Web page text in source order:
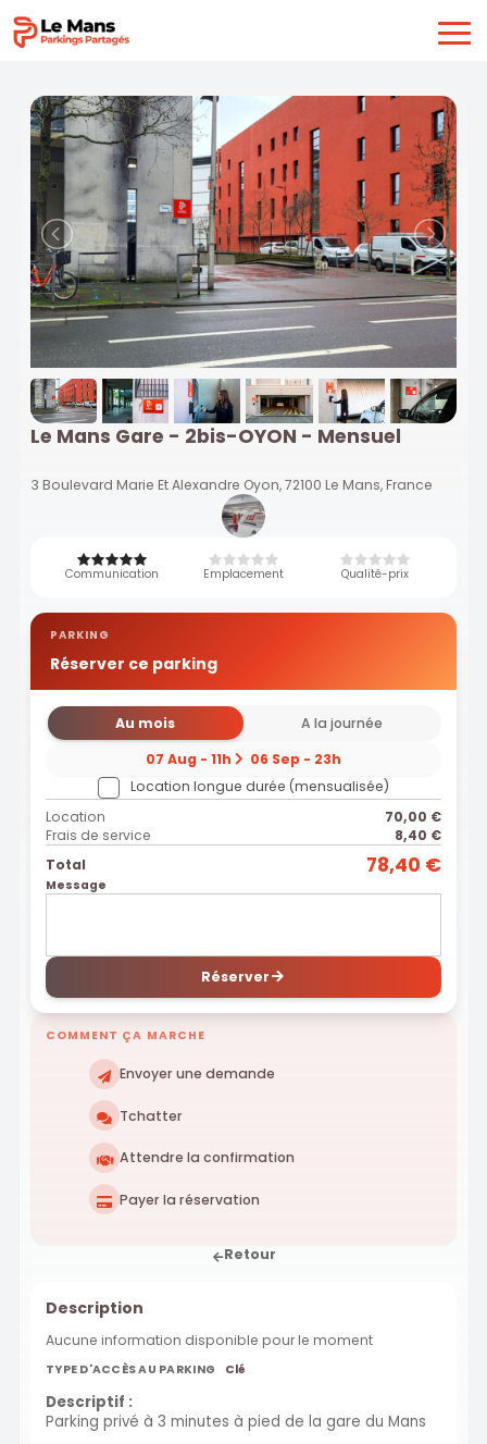
Le Mans Gare - 2bis-OYON - Mensuel
3 Boulevard Marie Et Alexandre Oyon, 72100 Le Mans, France
Communication Emplacement Qualité-prix
PARKING
Réserver ce parking
Au mois
A la journée
07 Aug - 11h
06 Sep - 23h
Location longue durée (mensualisée)
Location
70,00 €
Frais de service
8,40 €
Total
78,40 €
Message
Réserver
COMMENT ÇA MARCHE
Envoyer une demande
Tchatter
Attendre la confirmation
Payer la réservation
Retour
Description
Aucune information disponible pour le moment
TYPE D'ACCÈS AU PARKING Clé
Descriptif :
Parking privé à 3 minutes à pied de la gare du Mans